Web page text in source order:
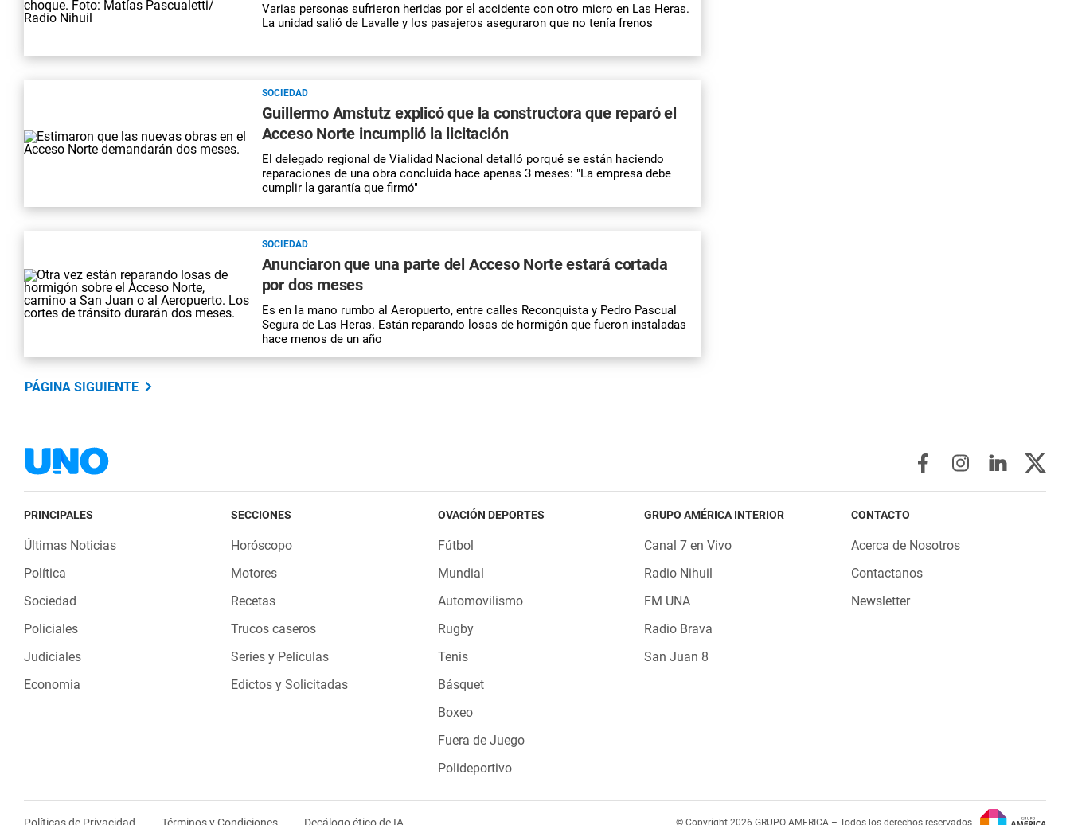
Varias personas sufrieron heridas por el accidente con otro micro en Las Heras.
La unidad salió de Lavalle y los pasajeros aseguraron que no tenía frenos
SOCIEDAD
Guillermo Amstutz explicó que la constructora que reparó el
Acceso Norte incumplió la licitación
El delegado regional de Vialidad Nacional detalló porqué se están haciendo
reparaciones de una obra concluida hace apenas 3 meses: "La empresa debe
cumplir la garantía que firmó"
SOCIEDAD
Anunciaron que una parte del Acceso Norte estará cortada
por dos meses
Es en la mano rumbo al Aeropuerto, entre calles Reconquista y Pedro Pascual
Segura de Las Heras. Están reparando losas de hormigón que fueron instaladas
hace menos de un año
PÁGINA SIGUIENTE
PRINCIPALES
Últimas Noticias
Política
Sociedad
Policiales
Judiciales
Economia
SECCIONES
Horóscopo
Motores
Recetas
Trucos caseros
Series y Películas
Edictos y Solicitadas
OVACIÓN DEPORTES
Fútbol
Mundial
Automovilismo
Rugby
Tenis
Básquet
Boxeo
Fuera de Juego
Polideportivo
GRUPO AMÉRICA INTERIOR
Canal 7 en Vivo
Radio Nihuil
FM UNA
Radio Brava
San Juan 8
CONTACTO
Acerca de Nosotros
Contactanos
Newsletter
© Copyright 2026 GRUPO AMERICA – Todos los derechos reservados